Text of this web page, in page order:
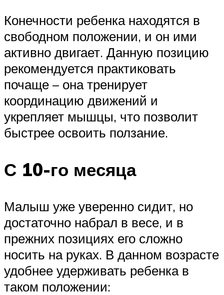
Конечности ребенка находятся в
свободном положении, и он ими
активно двигает. Данную позицию
рекомендуется практиковать
почаще – она тренирует
координацию движений и
укрепляет мышцы, что позволит
быстрее освоить ползание.
С 10-го месяца
Малыш уже уверенно сидит, но
достаточно набрал в весе, и в
прежних позициях его сложно
носить на руках. В данном возрасте
удобнее удерживать ребенка в
таком положении: